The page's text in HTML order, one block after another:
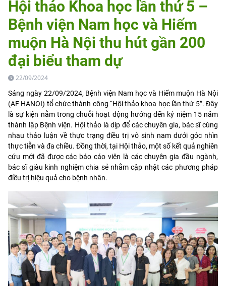
Hội thảo Khoa học lần thứ 5 –
Bệnh viện Nam học và Hiếm
muộn Hà Nội thu hút gần 200
đại biểu tham dự
22/09/2024
Sáng ngày 22/09/2024, Bệnh viện Nam học và Hiếm muộn Hà Nội
(AF HANOI) tổ chức thành công “Hội thảo khoa học lần thứ 5”. Đây
là sự kiện nằm trong chuỗi hoạt động hướng đến kỷ niệm 15 năm
thành lập Bệnh viện. Hội thảo là dịp để các chuyên gia, bác sĩ cùng
nhau thảo luận về thực trạng điều trị vô sinh nam dưới góc nhìn
thực tiễn và đa chiều. Đồng thời, tại Hội thảo, một số kết quả nghiên
cứu mới đã được các báo cáo viên là các chuyên gia đầu ngành,
bác sĩ giàu kinh nghiệm chia sẻ nhằm cập nhật các phương pháp
điều trị hiệu quả cho bệnh nhân.